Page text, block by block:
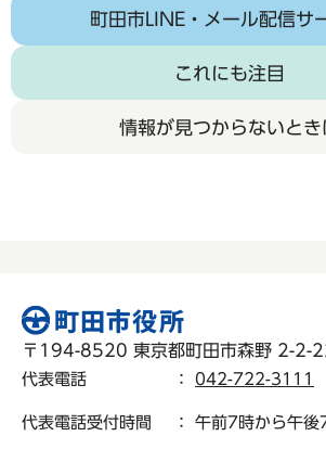
町田市LINE・メール配信サ
これにも注目
情報が見つからないとき
〒194-8520 東京都町田市森野 2-2-
代表電話 ： 042-722-3111
代表電話受付時間 ： 午前7時から午後